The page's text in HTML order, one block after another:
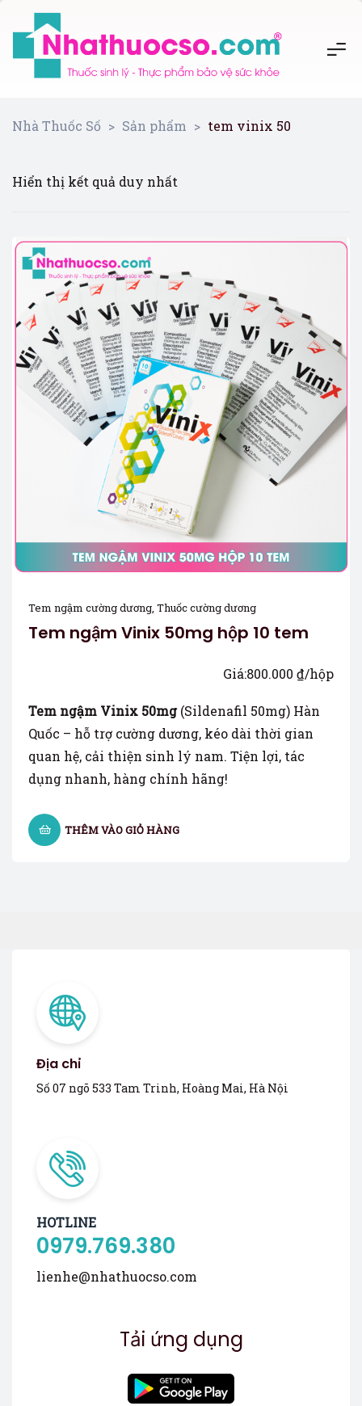
Nhà Thuốc Số > Sản phẩm > tem vinix 50
Hiển thị kết quả duy nhất
Tem ngậm cường dương, Thuốc cường dương
Tem ngậm Vinix 50mg hộp 10 tem
Giá:800.000 ₫/hộp
Tem ngậm Vinix 50mg(Sildenafil 50mg) Hàn
Quốc – hỗ trợ cường dương, kéo dài thời gian
quan hệ, cải thiện sinh lý nam. Tiện lợi, tác
dụng nhanh, hàng chính hãng!
THÊM VÀO GIỎ HÀNG
Địa chỉ
Số 07 ngõ 533 Tam Trinh, Hoàng Mai, Hà Nội
HOTLINE
0979.769.380
lienhe@nhathuocso.com
Tải ứng dụng